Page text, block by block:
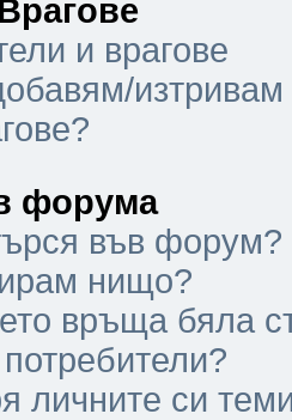
и врагове
форума
във форум?
нищо?
връща бяла
личните си